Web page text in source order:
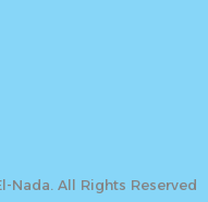
Nada. All Rights Reserved